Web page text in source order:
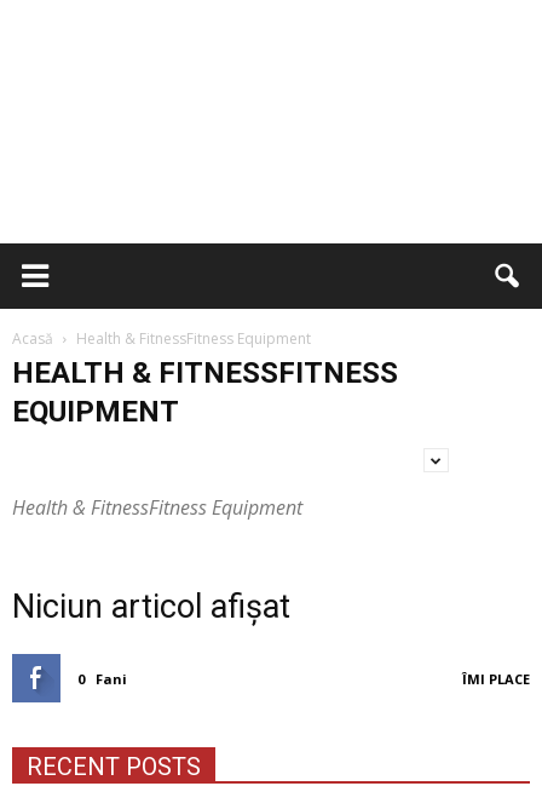
Acasă Health & FitnessFitness Equipment
HEALTH & FITNESSFITNESS
EQUIPMENT
Health & FitnessFitness Equipment
Niciun articol afișat
0 Fani ÎMI PLACE
RECENT POSTS